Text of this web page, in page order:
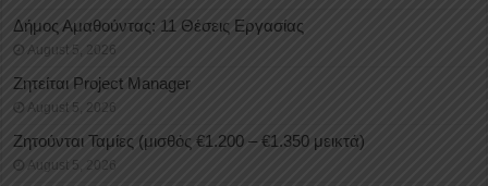
Δήμος Αμαθούντας: 11 Θέσεις Εργασίας
August 5, 2026
Ζητείται Project Manager
August 5, 2026
Ζητούνται Ταμίες (μισθός €1.200 – €1.350 μεικτά)
August 5, 2026